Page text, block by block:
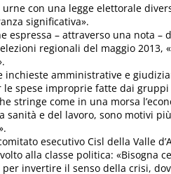
urne con una legge elettorale
significativa».
espressa – attraverso una nota
regionali del maggio 2013,
inchieste amministrative e
le spese improprie fatte dai
stringe come in una morsa
sanità e del lavoro, sono motivi
esecutivo Cisl della Valle
alla classe politica: «Bisogna
per invertire il senso della crisi,